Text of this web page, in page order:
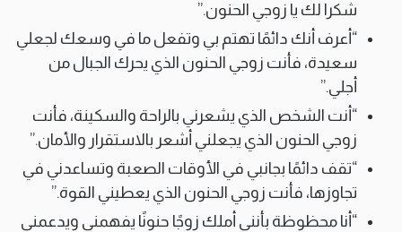
شكرا لك يا زوجي الحنون.”
“أعرف أنك دائمًا تهتم بي وتفعل ما في وسعك لجعلي
سعيدة، فأنت زوجي الحنون الذي يحرك الجبال من
أجلي.”
“أنت الشخص الذي يشعرني بالراحة والسكينة، فأنت
زوجي الحنون الذي يجعلني أشعر بالاستقرار والأمان.”
“تقف دائمًا بجانبي في الأوقات الصعبة وتساعدني في
تجاوزها، فأنت زوجي الحنون الذي يعطيني القوة.”
“أنا محظوظة بأنني أملك زوجًا حنونًا يفهمني ويدعمني